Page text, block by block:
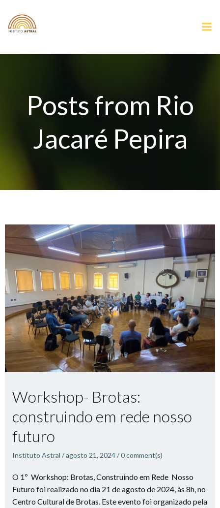
Posts from Rio
Jacaré Pepira
Workshop- Brotas:
construindo em rede nosso
futuro
Instituto Astral /agosto 21, 2024/0comment(s)
O 1º Workshop: Brotas, Construindo em Rede Nosso
Futuro foi realizado no dia 21 de agosto de 2024, às 8h, no
Centro Cultural de Brotas. Este evento foi organizado pela